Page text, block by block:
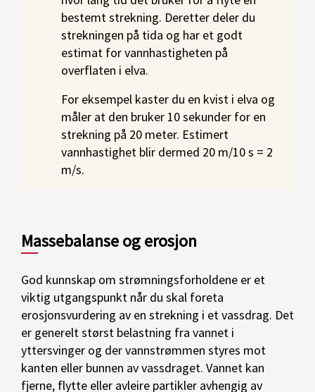
bestemt strekning. Deretter deler du
strekningen på tida og har et godt
estimat for vannhastigheten på
overflaten i elva.
For eksempel kaster du en kvist i elva og
måler at den bruker 10 sekunder for en
strekning på 20 meter. Estimert
vannhastighet blir dermed 20 m/10 s = 2
m/s.
Massebalanse og erosjon
God kunnskap om strømningsforholdene er et
viktig utgangspunkt når du skal foreta
erosjonsvurdering av en strekning i et vassdrag. Det
er generelt størst belastning fra vannet i
yttersvinger og der vannstrømmen styres mot
kanten eller bunnen av vassdraget. Vannet kan
fjerne, flytte eller avleire partikler avhengig av